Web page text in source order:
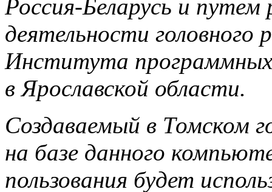
Россия-Беларусь и
деятельности
Института
в Ярославской области.
Создаваемый в Томском
на базе данного
пользования будет